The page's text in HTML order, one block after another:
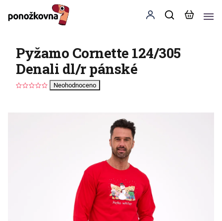
Pyžamo Cornette 124/305
Denali dl/r pánské
Neohodnoceno